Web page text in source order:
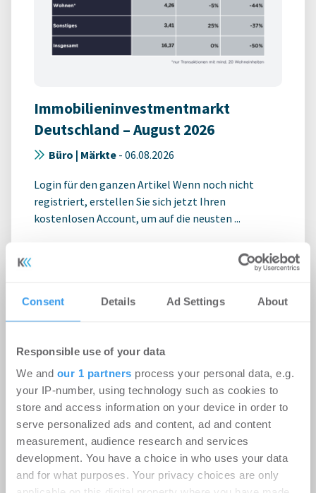
Consent Details Ad Settings About
Responsible use of your data
We and our 1 partners process your personal data, e.g.
your IP-number, using technology such as cookies to
store and access information on your device in order to
serve personalized ads and content, ad and content
measurement, audience research and services
development. You have a choice in who uses your data
and for what purposes. Your privacy choices are only
Immobilieninvestmentmarkt
Deutschland – August 2026
Büro | Märkte - 06.08.2026
Login für den ganzen Artikel Wenn noch nicht
registriert, erstellen Sie sich jetzt Ihren
kostenlosen Account, um auf die neusten ...
Ampega Asset Management gewinnt
ODDO BHF SE für den SKYPER